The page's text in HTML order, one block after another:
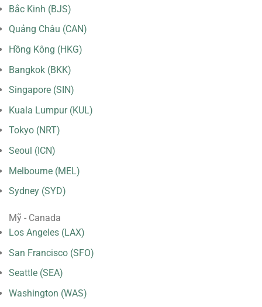
Bắc Kinh (BJS)
Quảng Châu (CAN)
Hồng Kông (HKG)
Bangkok (BKK)
Singapore (SIN)
Kuala Lumpur (KUL)
Tokyo (NRT)
Seoul (ICN)
Melbourne (MEL)
Sydney (SYD)
Mỹ - Canada
Los Angeles (LAX)
San Francisco (SFO)
Seattle (SEA)
Washington (WAS)